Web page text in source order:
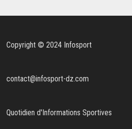
Copyright © 2024 Infosport
contact@infosport-dz.com
Quotidien d'Informations Sportives